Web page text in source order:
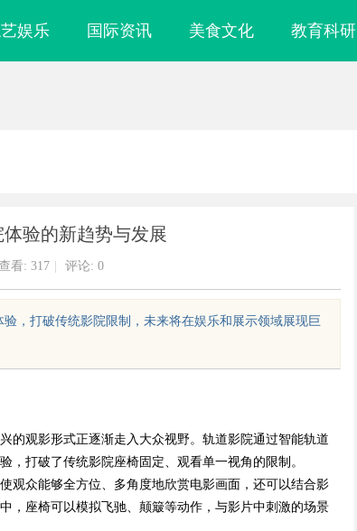
娱乐 国际资讯 美食文化 教育科研
验的新趋势与发展
看: 317 评论: 0
，打破传统影院限制，未来将在娱乐和展示领域展现巨
的观影形式正逐渐走入大众视野。轨道影院通过智能轨道
，打破了传统影院座椅固定、观看单一视角的限制。
观众能够全方位、多角度地欣赏电影画面，还可以结合影
，座椅可以模拟飞驰、颠簸等动作，与影片中刺激的场景
典范与设计哲学